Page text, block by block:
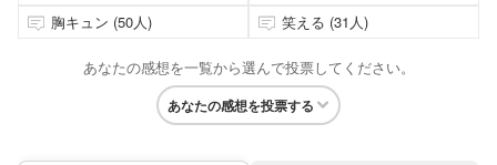
胸キュン (50人)
笑える (31人)
あなたの感想を一覧から選んで投票してください。
あなたの感想を投票する